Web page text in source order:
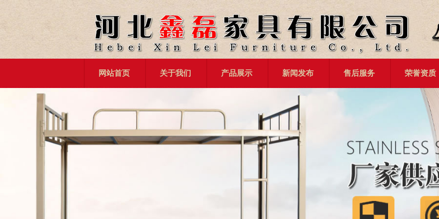
网站首页 关于我们 产品展示 新闻发布 售后服务 荣誉资质